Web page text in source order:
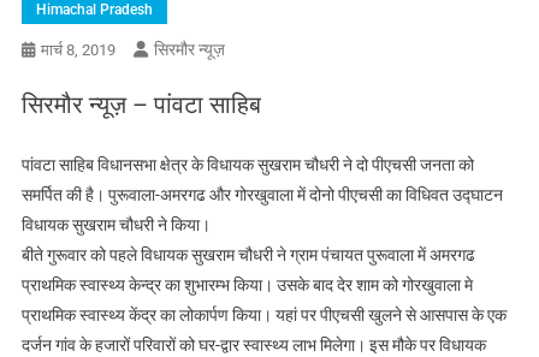
Himachal Pradesh
मार्च 8, 2019 सिरमौर न्यूज़
सिरमौर न्यूज़ – पांवटा साहिब
पांवटा साहिब विधानसभा क्षेत्र के विधायक सुखराम चौधरी ने दो पीएचसी जनता को
समर्पित की है। पुरूवाला-अमरगढ और गोरखुवाला में दोनो पीएचसी का विधिवत उद्घाटन
विधायक सुखराम चौधरी ने किया।
बीते गुरूवार को पहले विधायक सुखराम चौधरी ने ग्राम पंचायत पुरूवाला में अमरगढ
प्राथमिक स्वास्थ्य केन्द्र का शुभारम्भ किया। उसके बाद देर शाम को गोरखुवाला मे
प्राथमिक स्वास्थ्य केंद्र का लोकार्पण किया। यहां पर पीएचसी खुलने से आसपास के एक
दर्जन गांव के हजारों परिवारों को घर-द्वार स्वास्थ्य लाभ मिलेगा। इस मौके पर विधायक